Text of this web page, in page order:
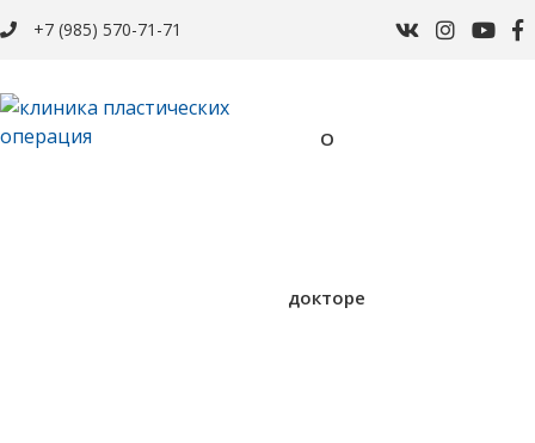
+7 (985) 570-71-71
О
докторе